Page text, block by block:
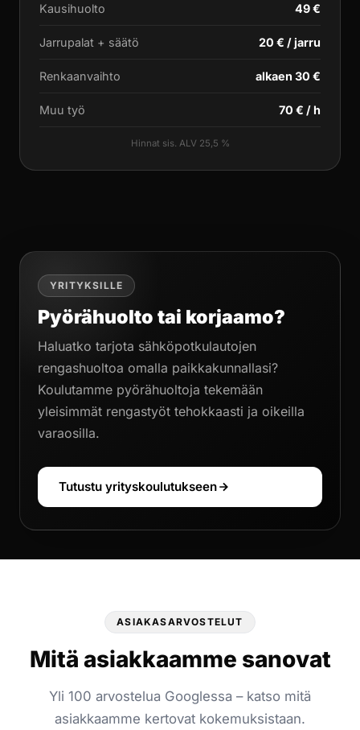
Kausihuolto 49 €
Jarrupalat + säätö 20 € / jarru
Renkaanvaihto alkaen 30 €
Muu työ 70 € / h
Hinnat sis. ALV 25,5 %
YRITYKSILLE
Pyörähuolto tai korjaamo?
Haluatko tarjota sähköpotkulautojen
rengashuoltoa omalla paikkakunnallasi?
Koulutamme pyörähuoltoja tekemään
yleisimmät rengastyöt tehokkaasti ja oikeilla
varaosilla.
Tutustu yrityskoulutukseen
ASIAKASARVOSTELUT
Mitä asiakkaamme sanovat
Yli 100 arvostelua Googlessa – katso mitä
asiakkaamme kertovat kokemuksistaan.